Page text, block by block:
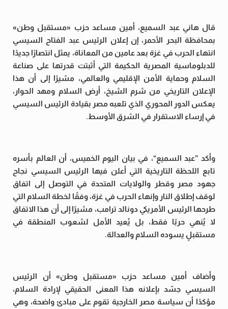
قال هاني عبد السميع، أمين مساعد حزب «مستقبل وطن»
بمحافظة البحر الأحمر، إن إعلان الرئيس عبد الفتاح السيسي
انتهاء الحرب في غزة بعد عامين من المعاناة، يمثل انتصارًا جديدًا
للدبلوماسية المصرية الحكيمة التي أثبتت قدرتها على صناعة
السلام وحماية الأمن الإقليمي والعالمي، مشيرًا إلى أن هذا
الإعلان التاريخي من شرم الشيخ، أرض السلام ومهد الحوار،
يعكس الدور المحوري الذي تلعبه مصر بقيادة الرئيس السيسي
في إرساء الاستقرار في الشرق الأوسط.
وأكد ”عبد السميع“، في بيان اليوم الخميس، أن العالم بأسره
تابع اللحظة التاريخية التي أعلن فيها الرئيس السيسي نجاح
جهود مصر وقطر والولايات المتحدة في التوصل إلى اتفاق
لوقف إطلاق النار وإنهاء الحرب في غزة، وفقًا لخطة السلام التي
طرحها الرئيس الأمريكي دونالد ترامب، مشيرًا إلى أن هذا الاتفاق
لا يُنهي حربًا فقط، بل يُعيد الأمل لشعوب المنطقة في
مستقبلٍ يسوده السلام والعدالة.
وأضاف أمين مساعد حزب «مستقبل وطن» أن الرئيس
السيسي جسّد بإعلانه هذا المعنى الحقيقي لإرادة السلام،
مؤكدًا أن سياسة مصر الخارجية تقوم على مبادئ واضحة، وهي